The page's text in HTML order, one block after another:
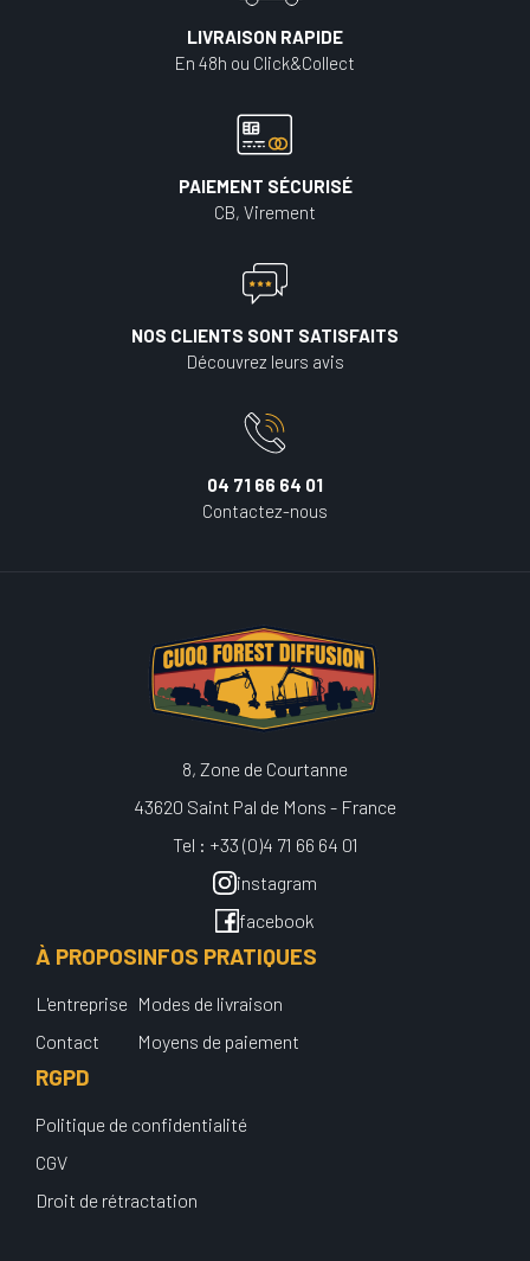
LIVRAISON RAPIDE
En 48h ou Click&Collect
PAIEMENT SÉCURISÉ
CB, Virement
NOS CLIENTS SONT SATISFAITS
Découvrez leurs avis
04 71 66 64 01
Contactez-nous
8, Zone de Courtanne
43620 Saint Pal de Mons - France
Tel : +33 (0)4 71 66 64 01
instagram
facebook
À PROPOS
L'entreprise
Contact
INFOS PRATIQUES
Modes de livraison
Moyens de paiement
RGPD
Politique de confidentialité
CGV
Droit de rétractation